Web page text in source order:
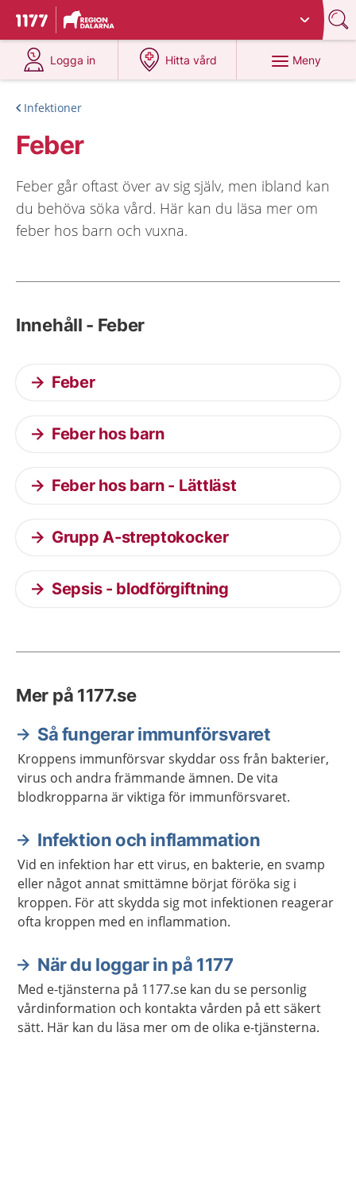
Till startsidan för 1177
Du har valt region
Logga in
på 1177.se
Hitta vård
på 1177.se
Meny
Infektioner
Feber
Feber går oftast över av sig själv, men ibland kan
du behöva söka vård. Här kan du läsa mer om
feber hos barn och vuxna.
Innehåll - Feber
Feber
Feber hos barn
Feber hos barn - Lättläst
Grupp A-streptokocker
Sepsis - blodförgiftning
Mer på 1177.se
Så fungerar immunförsvaret
Kroppens immunförsvar skyddar oss från bakterier,
virus och andra främmande ämnen. De vita
blodkropparna är viktiga för immunförsvaret.
Infektion och inflammation
Vid en infektion har ett virus, en bakterie, en svamp
eller något annat smittämne börjat föröka sig i
kroppen. För att skydda sig mot infektionen reagerar
ofta kroppen med en inflammation.
När du loggar in på 1177
Med e-tjänsterna på 1177.se kan du se personlig
vårdinformation och kontakta vården på ett säkert
sätt. Här kan du läsa mer om de olika e-tjänsterna.